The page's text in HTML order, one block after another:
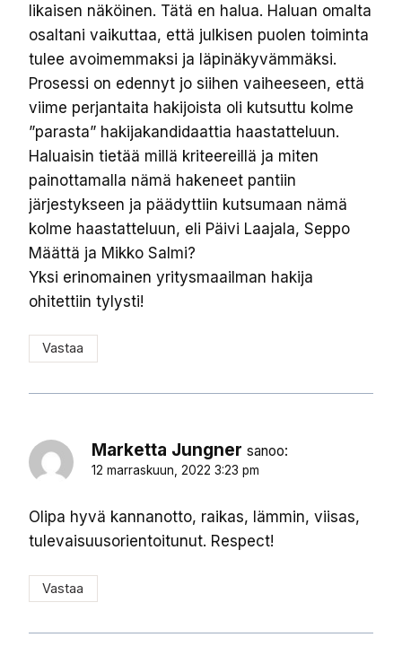
likaisen näköinen. Tätä en halua. Haluan omalta
osaltani vaikuttaa, että julkisen puolen toiminta
tulee avoimemmaksi ja läpinäkyvämmäksi.
Prosessi on edennyt jo siihen vaiheeseen, että
viime perjantaita hakijoista oli kutsuttu kolme
”parasta” hakijakandidaattia haastatteluun.
Haluaisin tietää millä kriteereillä ja miten
painottamalla nämä hakeneet pantiin
järjestykseen ja päädyttiin kutsumaan nämä
kolme haastatteluun, eli Päivi Laajala, Seppo
Määttä ja Mikko Salmi?
Yksi erinomainen yritysmaailman hakija
ohitettiin tylysti!
Vastaa
Marketta Jungner sanoo:
12 marraskuun, 2022 3:23 pm
Olipa hyvä kannanotto, raikas, lämmin, viisas,
tulevaisuusorientoitunut. Respect!
Vastaa